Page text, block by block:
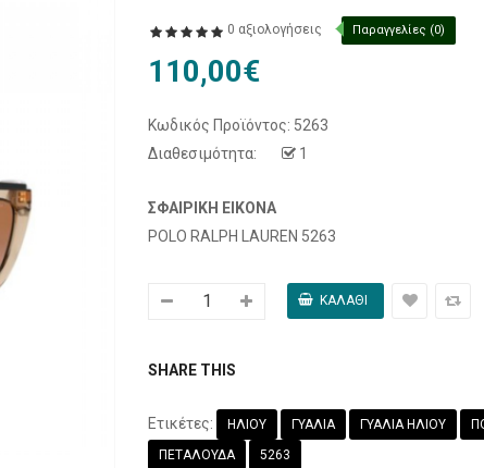
0 αξιολογήσεις Παραγγελίες (0)
110,00€
Κωδικός Προϊόντος: 5263
Διαθεσιμότητα:
1
ΣΦΑΙΡΙΚΉ ΕΙΚΌΝΑ
POLO RALPH LAUREN 5263
SHARE THIS
Ετικέτες: ΗΛΙΟΥ ΓΥΑΛΙΑ ΓΥΑΛΙΑ ΗΛΙΟΥ
ΠΕΤΑΛΟΥΔΑ 5263